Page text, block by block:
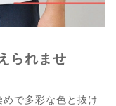
られませ
で多彩な色と抜け